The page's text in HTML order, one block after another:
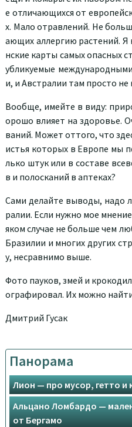
е отличающихся от
х. Мало отравлений. Не
ающих аллергию растений. Я
нские карты самых опасных
убликуемые
и, и Австралии там просто не
Вообще, имейте в виду:
орошо влияет на здоровье.
ваний. Может оттого, что
истья которых в Европе мы
лько штук или в составе
в и полосканий в аптеках?
Сами делайте выводы, надо
ралии. Если нужно мое
яком случае не больше чем
Бразилии и многих других
у, несравнимо выше.
Фото пауков, змей и
ографировал. Их можно
Дмитрий Гусак
Панорама
Лион — про мусор, гетто и
Альцано Ломбардо —
от Бергамо